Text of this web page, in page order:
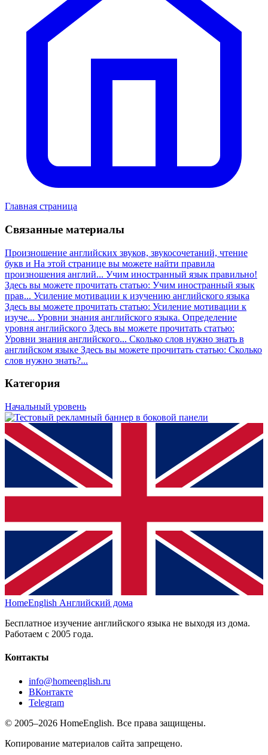
Главная страница
Связанные материалы
Произношение английских звуков, звукосочетаний, чтение
букв и На этой странице вы можете найти правила
произношения англий... Учим иностранный язык правильно!
Здесь вы можете прочитать статью: Учим иностранный язык
прав... Усиление мотивации к изучению английского языка
Здесь вы можете прочитать статью: Усиление мотивации к
изуче... Уровни знания английского языка. Определение
уровня английского Здесь вы можете прочитать статью:
Уровни знания английского... Сколько слов нужно знать в
английском языке Здесь вы можете прочитать статью: Сколько
слов нужно знать?...
Категория
Начальный уровень
HomeEnglish Английский дома
Бесплатное изучение английского языка не выходя из дома.
Работаем с 2005 года.
Контакты
info@homeenglish.ru
ВКонтакте
Telegram
© 2005–2026 HomeEnglish. Все права защищены.
Копирование материалов сайта запрещено.